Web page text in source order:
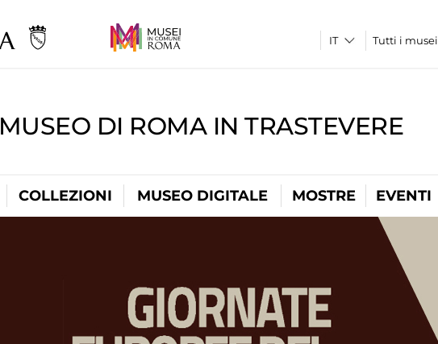
Tutti i musei
MUSEO DI ROMA IN TRASTEVERE
COLLEZIONI MUSEO DIGITALE MOSTRE EVENTI